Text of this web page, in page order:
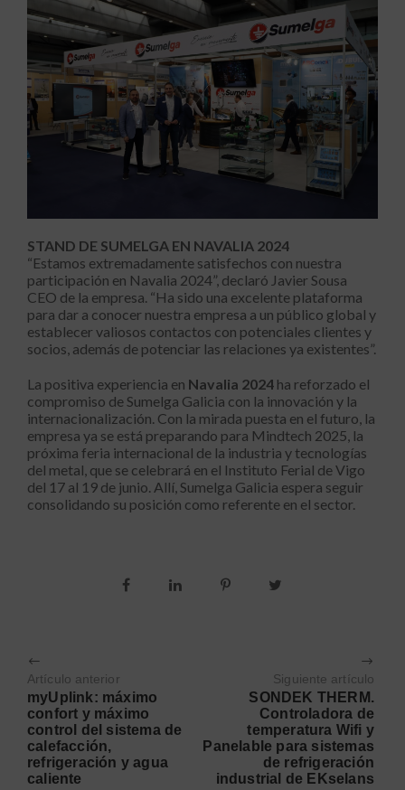
STAND DE SUMELGA EN NAVALIA 2024
“Estamos extremadamente satisfechos con nuestra
participación en Navalia 2024”, declaró Javier Sousa
CEO de la empresa. “Ha sido una excelente plataforma
para dar a conocer nuestra empresa a un público global y
establecer valiosos contactos con potenciales clientes y
socios, además de potenciar las relaciones ya existentes”.
La positiva experiencia en Navalia 2024 ha reforzado el
compromiso de Sumelga Galicia con la innovación y la
internacionalización. Con la mirada puesta en el futuro, la
empresa ya se está preparando para Mindtech 2025, la
próxima feria internacional de la industria y tecnologías
del metal, que se celebrará en el Instituto Ferial de Vigo
del 17 al 19 de junio. Allí, Sumelga Galicia espera seguir
consolidando su posición como referente en el sector.
Artículo anterior
myUplink: máximo
confort y máximo
control del sistema de
calefacción,
refrigeración y agua
caliente
Siguiente artículo
SONDEK THERM.
Controladora de
temperatura Wifi y
Panelable para sistemas
de refrigeración
industrial de EKselans